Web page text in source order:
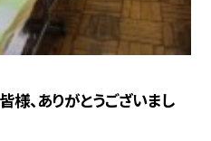
、ありがとうございまし